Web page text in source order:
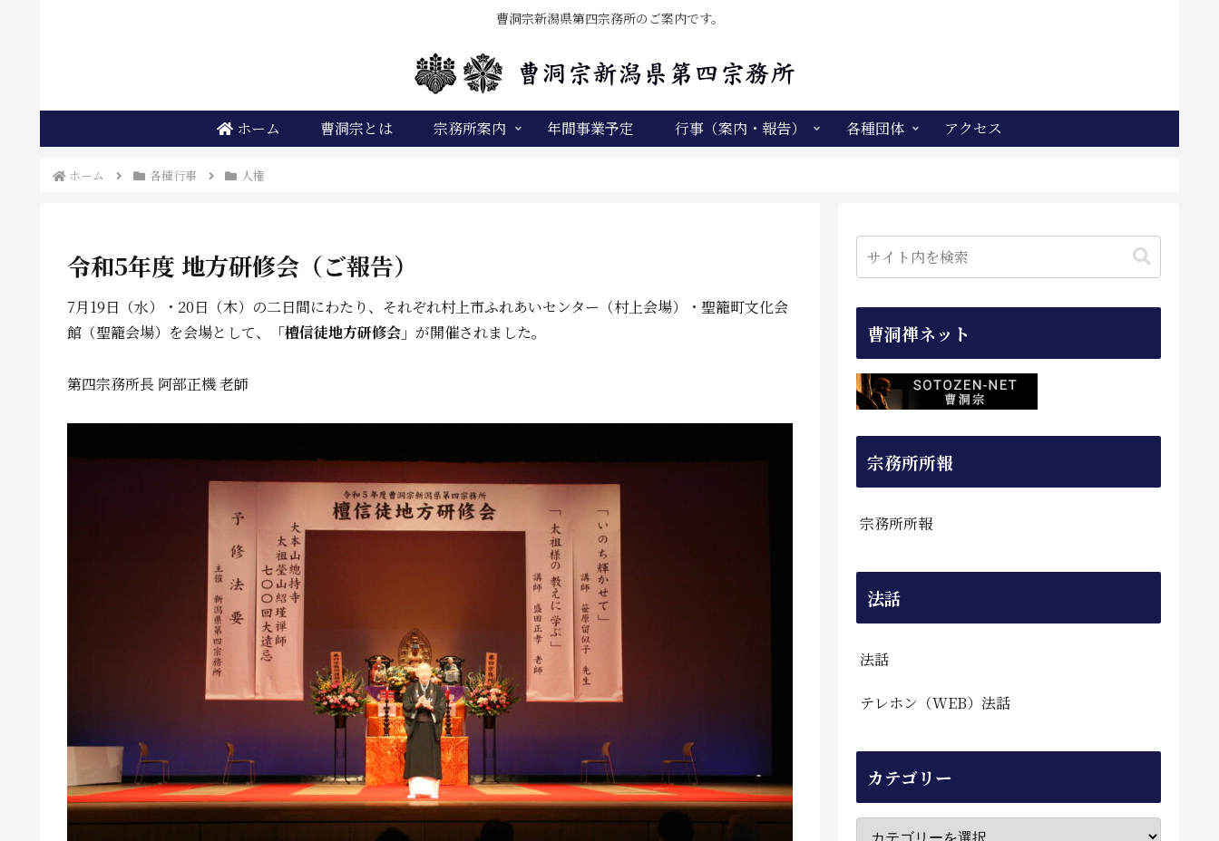
曹洞宗新潟県第四宗務所のご案内です。
ホーム 曹洞宗とは 宗務所案内 年間事業予定 行事（案内・報告） 各種団体 アクセス
ホーム 各種行事 人権
令和5年度 地方研修会（ご報告）
7月19日（水）・20日（木）の二日間にわたり、それぞれ村上市ふれあいセンター（村上会場）・聖籠町文化会
館（聖籠会場）を会場として、
「檀信徒地方研修会」 が開催されました。
第四宗務所長 阿部正機 老師
曹洞禅ネット
宗務所所報
宗務所所報
法話
法話
テレホン（WEB）法話
カテゴリー